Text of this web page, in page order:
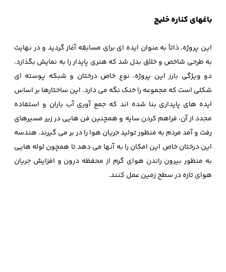
باغهای کناره خلیج
این پروژه، ذاتاً به عنوان ایده ای برای مسابقه آغاز گردید و در نهایت
به طرحی شاخص و خلاق بدل شد که هنری پایدار را به نمایش بگذارد.
دو ویژگی بارز این پروژه، نوع خاص درختان و شبکه پوسته ای
شکلی است که مجموعه را خنک نگه می دارد. این ساختارها بر اساس
ایده های پایداری بنا شده اند که جمع آوری آب باران و استفاده
مجدد از آن، فراهم کردن سایه و همچنین فن هایی در زیر مسیرهای
رفت و آمد مردم به منظور تولید جریان هوا را در بر می گیرند. هندسه
این درختان خاص این امکان را به آنها می دهد تا همچون لوله هایی
به منظور بیرون راندن هوای گرم از محفظه درون و افزایش جریان
هوای تازه در سطح زمین عمل کنند.